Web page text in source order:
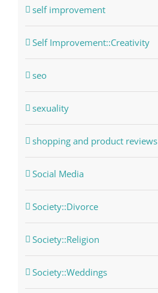
self improvement
Self Improvement::Creativity
seo
sexuality
shopping and product reviews
Social Media
Society::Divorce
Society::Religion
Society::Weddings